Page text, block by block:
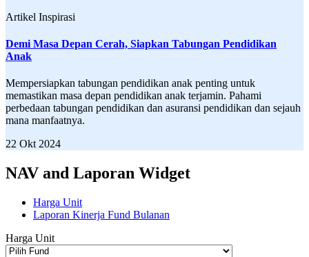
Artikel Inspirasi
Demi Masa Depan Cerah, Siapkan Tabungan Pendidikan
Anak
Mempersiapkan tabungan pendidikan anak penting untuk
memastikan masa depan pendidikan anak terjamin. Pahami
perbedaan tabungan pendidikan dan asuransi pendidikan dan sejauh
mana manfaatnya.
22 Okt 2024
NAV and Laporan Widget
Harga Unit
Laporan Kinerja Fund Bulanan
Harga Unit